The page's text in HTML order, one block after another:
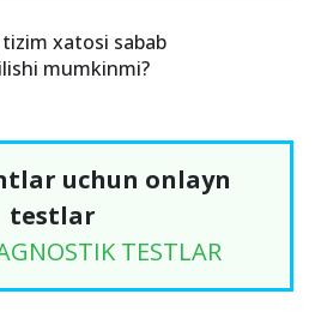
xatosi sabab
mumkinmi?
uchun onlayn
testlar
TESTLAR